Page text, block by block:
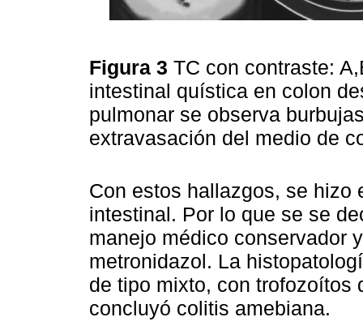
Figura 3 TC con contraste:
intestinal quística en colon
pulmonar se observa
extravasación del medio de
Con estos hallazgos, se hizo
intestinal. Por lo que se se
manejo médico conservador
metronidazol. La
de tipo mixto, con trofozoítos
concluyó colitis amebiana.